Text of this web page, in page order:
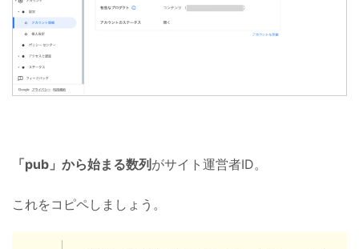
「pub」から始まる数列 がサイト運営者ID。
これをコピペしましょう。